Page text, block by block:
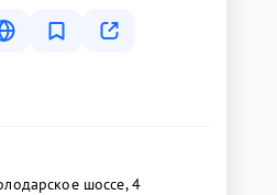
шоссе, 4